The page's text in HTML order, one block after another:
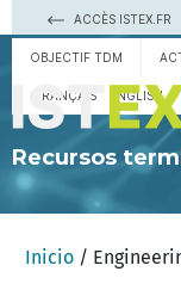
ACCÈS ISTEX.FR
OBJECTIF TDM
FRANÇAIS ENGLISH
Recursos
Inicio /